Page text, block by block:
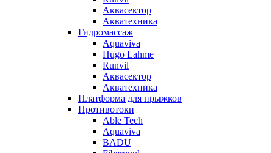
Аквасектор
Акватехника
Гидромассаж
Aquaviva
Hugo Lahme
Runvil
Аквасектор
Акватехника
Платформа для прыжков
Противотоки
Able Tech
Aquaviva
BADU